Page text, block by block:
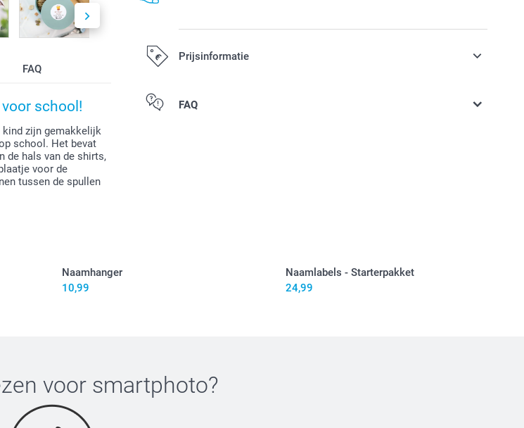
FAQ
school!
kind zijn gemakkelijk
school. Het bevat
de hals van de shirts,
voor de
tussen de spullen
Prijsinformatie
Alle prijzen zijn in EURO (€) inclusief BTW en exclusief verzendkosten.
FAQ
Leg het transferpapier (inbegrepen) hier bovenop
Naamhanger
10,99
Naamlabels - Starterpakket
24,99
voor smartphoto?